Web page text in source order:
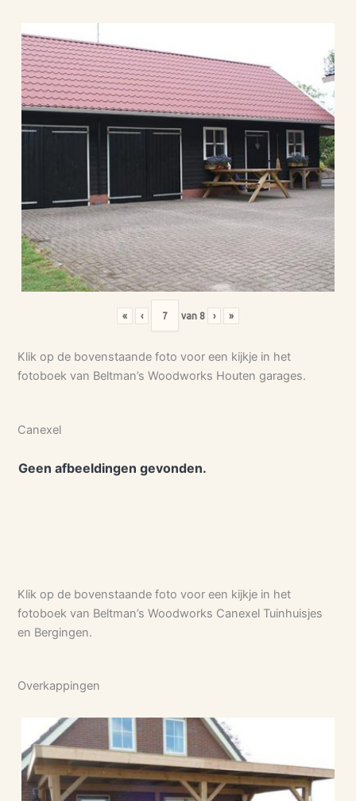
« ‹ van 8 › »
Klik op de bovenstaande foto voor een kijkje in het
fotoboek van Beltman’s Woodworks Houten garages.
Canexel
Geen afbeeldingen gevonden.
Klik op de bovenstaande foto voor een kijkje in het
fotoboek van Beltman’s Woodworks Canexel Tuinhuisjes
en Bergingen.
Overkappingen